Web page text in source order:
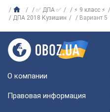
✅ ДПА ✅ ⚡ 9 класс ⚡
ДПА 2018 Кузишин
Вариант 5
О компании
Правовая информация